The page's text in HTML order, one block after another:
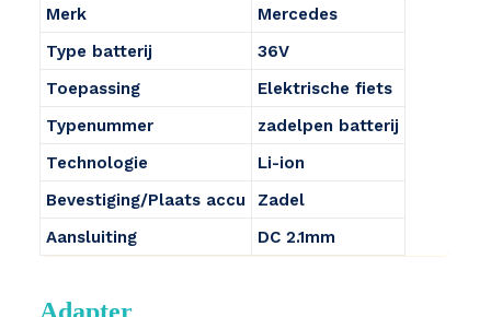
Merk
Mercedes
Type batterij
36V
Toepassing
Elektrische fiets
Typenummer
zadelpen batterij
Technologie
Li-ion
Bevestiging/Plaats accu
Zadel
Aansluiting
DC 2.1mm